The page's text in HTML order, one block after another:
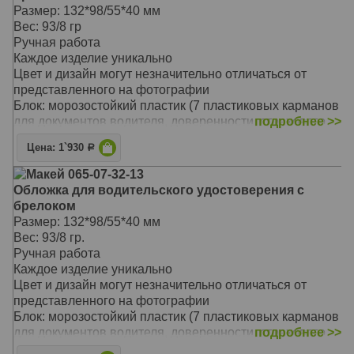
автолюбителям, приверженцам конкретной марки
автомобиля - Audi.
Обложка из мягкой телячьей кожи натурального
дубления выполнена мастером вручную
Пластиковый блок высокого качества обеспечит
сохранность всем документам: водительское
удостоверение, доверенность, страховой полис и
Размер: 132*98/55*40 мм
Вес: 93/8 гр
Ручная работа
Каждое изделие уникально
Цвет и дизайн могут незначительно отличаться от
представленного на фотографии
Блок: морозостойкий пластик (7 пластиковых карманов
для документов водителя, доверенности, страхового
Тип обложки: съемная обложка, ручная оплетка
Материал обложки: натуральная кожа
Предлагаемый вариант комплекта: обложка для
документов с брелоком хорошо подойдет истинным
автолюбителям, приверженцам конкретной марки
автомобиля - Mazda.
Обложка из мягкой телячьей кожи натурального
дубления выполнена мастером вручную, а для
надежности скреплена кожаным шнурком техникой
ручной оплетки
Пластиковый блок высокого качества обеспечит
сохранность всем документам: водительское
удостоверение, доверенность, страховой полис и
подробнее >>
Цена: 1`930 Р
Макей 065-07-32-13
Обложка для водительского удостоверения с
брелоком
Размер: 132*98/55*40 мм
Вес: 93/8 гр.
Ручная работа
Каждое изделие уникально
Цвет и дизайн могут незначительно отличаться от
представленного на фотографии
Блок: морозостойкий пластик (7 пластиковых карманов
для документов водителя, доверенности, страхового
подробнее >>